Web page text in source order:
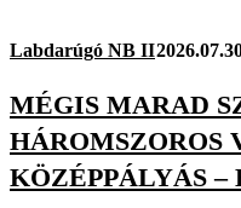
Labdarúgó NB II
MÉGIS MARAD
HÁROMSZOROS
KÖZÉPPÁLYÁS –